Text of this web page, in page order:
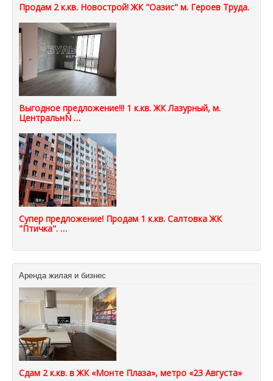
Продам 2 к.кв. Новострой! ЖК "Оазис" м. Героев Труда.
Выгодное предложение!!! 1 к.кв. ЖК Лазурный, м.
ЦентральнÑ …
Супер предложение! Продам 1 к.кв. Салтовка ЖК
"Птичка". …
Аренда жилая и бизнес
Сдам 2 к.кв. в ЖК «Монте Плаза», метро «23 Августа»